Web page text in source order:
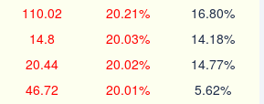
110.02 20.21% 16.80%
14.8 20.03% 14.18%
20.44 20.02% 14.77%
46.72 20.01% 5.62%